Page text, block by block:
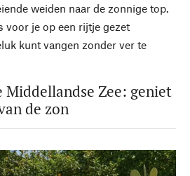
weiden naar de zonnige top.
voor je op een rijtje gezet
kunt vangen zonder ver te
Middellandse Zee: geniet
de zon